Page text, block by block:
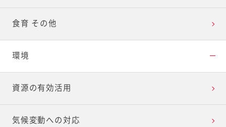
食育 その他
環境
資源の有効活用
気候変動への対応